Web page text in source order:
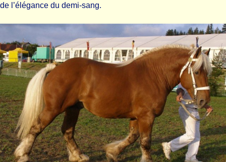
de l’élégance du demi-sang.